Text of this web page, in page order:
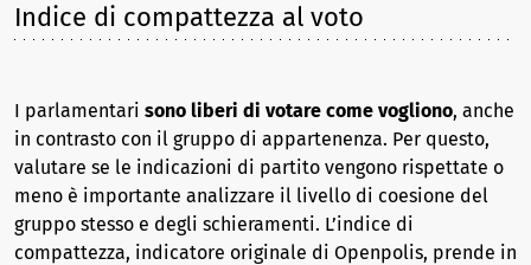
Indice di compattezza al voto
I parlamentari sono liberi di votare come vogliono, anche
in contrasto con il gruppo di appartenenza. Per questo,
valutare se le indicazioni di partito vengono rispettate o
meno è importante analizzare il livello di coesione del
gruppo stesso e degli schieramenti. L’indice di
compattezza, indicatore originale di Openpolis, prende in